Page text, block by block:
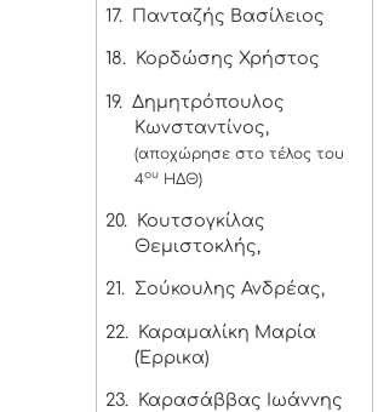
17. Πανταζής Βασίλειος
18. Κορδώσης Χρήστος
19. Δημητρόπουλος
Κωνσταντίνος,
(αποχώρησε στο τέλος του
4ουΗΔΘ)
20.
Κουτσογκίλας
Θεμιστοκλής,
21. Σούκουλης Ανδρέας,
22.
Καραμαλίκη Μαρία
(Έρρικα)
23. Καρασάββας Ιωάννης